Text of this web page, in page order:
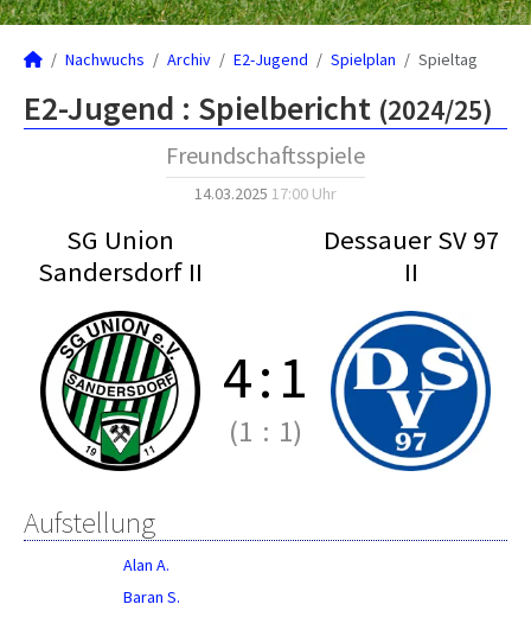
Nachwuchs Archiv E2-Jugend Spielplan Spieltag
E2-Jugend : Spielbericht (2024/25)
Freundschaftsspiele
14.03.2025 17:00 Uhr
SG Union
Sandersdorf II
Dessauer SV 97
II
4:1
(1 : 1)
Aufstellung
Alan A.
Baran S.